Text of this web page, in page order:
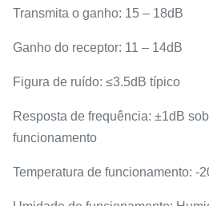
Transmita o ganho: 15 – 18dB
Ganho do receptor: 11 – 14dB
Figura de ruído: ≤3.5dB típico
Resposta de frequência: ±1dB
funcionamento
Temperatura de funcionamento: -